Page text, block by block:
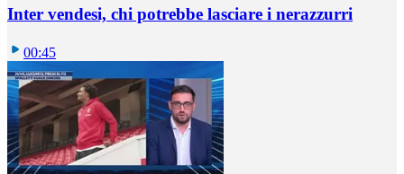
Inter vendesi, chi potrebbe lasciare i nerazzurri
00:45